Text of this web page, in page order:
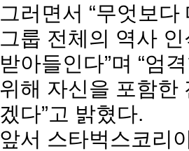
그러면서 “무엇보
그룹 전체의 역사
받아들인다”며 “엄
위해 자신을 포함한
겠다”고 밝혔다.
앞서 스타벅스코리